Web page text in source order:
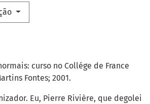
curso no Collége de France
Fontes; 2001.
Eu, Pierre Rivière, que degolei